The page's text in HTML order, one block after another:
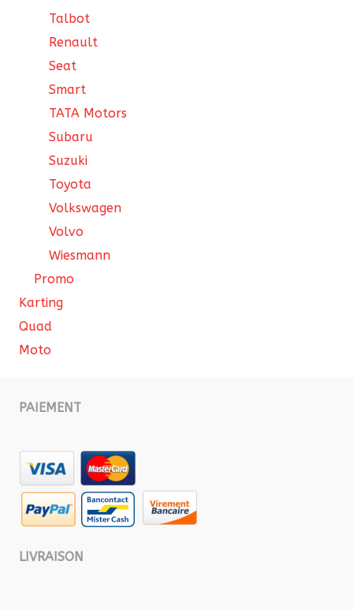
Talbot
Renault
Seat
Smart
TATA Motors
Subaru
Suzuki
Toyota
Volkswagen
Volvo
Wiesmann
Promo
Karting
Quad
Moto
PAIEMENT
LIVRAISON